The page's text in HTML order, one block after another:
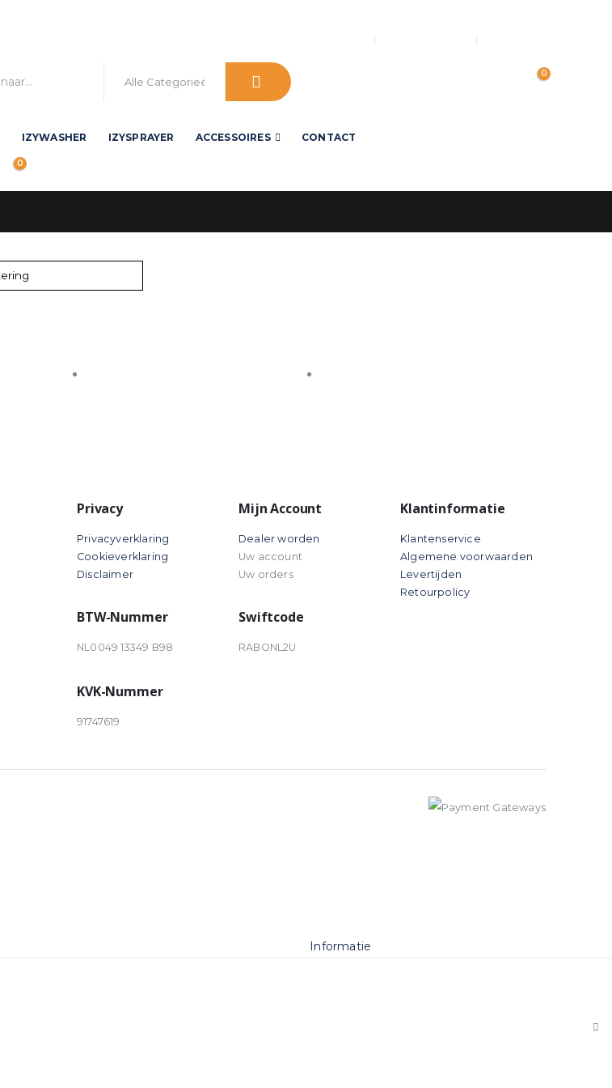
0
IZYWASHER IZYSPRAYER ACCESSOIRES CONTACT
0
Privacy
Privacyverklaring
Cookieverklaring
Disclaimer
BTW-Nummer
NL0049 13349 B98
KVK-Nummer
91747619
Mijn Account
Dealer worden
Uw account
Uw orders
Swiftcode
RABONL2U
Klantinformatie
Klantenservice
Algemene voorwaarden
Levertijden
Retourpolicy
Informatie